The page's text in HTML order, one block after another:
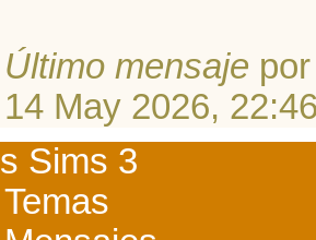
Último mensaje
14 May 2026,
Sims 3
Temas